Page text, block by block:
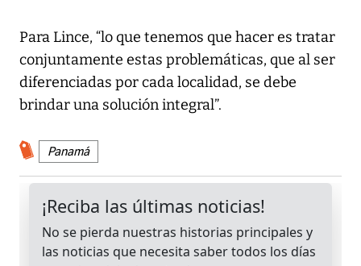
Para Lince, “lo que tenemos que hacer es tratar
conjuntamente estas problemáticas, que al ser
diferenciadas por cada localidad, se debe
brindar una solución integral”.
Panamá